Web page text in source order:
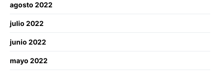
agosto 2022
julio 2022
junio 2022
mayo 2022